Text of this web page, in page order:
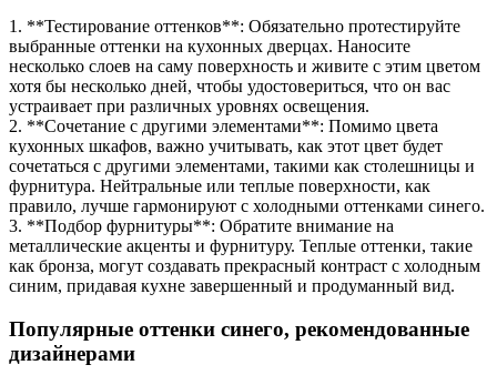
1. **Тестирование оттенков**: Обязательно протестируйте
выбранные оттенки на кухонных дверцах. Наносите
несколько слоев на саму поверхность и живите с этим цветом
хотя бы несколько дней, чтобы удостовериться, что он вас
устраивает при различных уровнях освещения.
2. **Сочетание с другими элементами**: Помимо цвета
кухонных шкафов, важно учитывать, как этот цвет будет
сочетаться с другими элементами, такими как столешницы и
фурнитура. Нейтральные или теплые поверхности, как
правило, лучше гармонируют с холодными оттенками синего.
3. **Подбор фурнитуры**: Обратите внимание на
металлические акценты и фурнитуру. Теплые оттенки, такие
как бронза, могут создавать прекрасный контраст с холодным
синим, придавая кухне завершенный и продуманный вид.
Популярные оттенки синего, рекомендованные
дизайнерами